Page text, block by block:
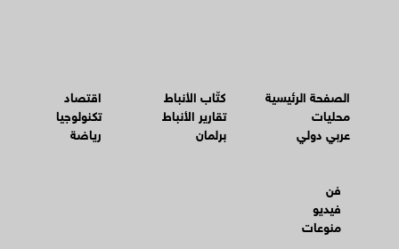
الصفحة الرئيسية
محليات
عربي دولي
كتّاب الأنباط
تقارير الأنباط
برلمان
اقتصاد
تكنولوجيا
رياضة
فن
فيديو
منوعات